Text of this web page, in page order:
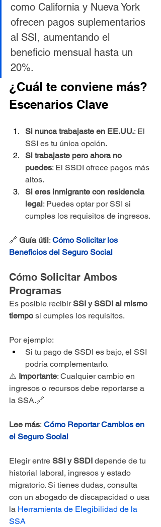
como California y Nueva York
ofrecen pagos suplementarios
al SSI, aumentando el
beneficio mensual hasta un
20%.
¿Cuál te conviene más?
Escenarios Clave
Si nunca trabajaste en EE.UU.: El
SSI es tu única opción.
Si trabajaste pero ahora no
puedes: El SSDI ofrece pagos más
altos.
Si eres inmigrante con residencia
legal: Puedes optar por SSI si
cumples los requisitos de ingresos.
🔗 Guía útil: Cómo Solicitar los
Beneficios del Seguro Social
Cómo Solicitar Ambos
Programas
Es posible recibir SSI y SSDI al mismo
tiempo si cumples los requisitos.
Por ejemplo:
Si tu pago de SSDI es bajo, el SSI
podría complementarlo.
⚠️ Importante: Cualquier cambio en
ingresos o recursos debe reportarse a
la SSA.🔗
Lee más: Cómo Reportar Cambios en
el Seguro Social
Elegir entre SSI y SSDI depende de tu
historial laboral, ingresos y estado
migratorio. Si tienes dudas, consulta
con un abogado de discapacidad o usa
la Herramienta de Elegibilidad de la
SSA